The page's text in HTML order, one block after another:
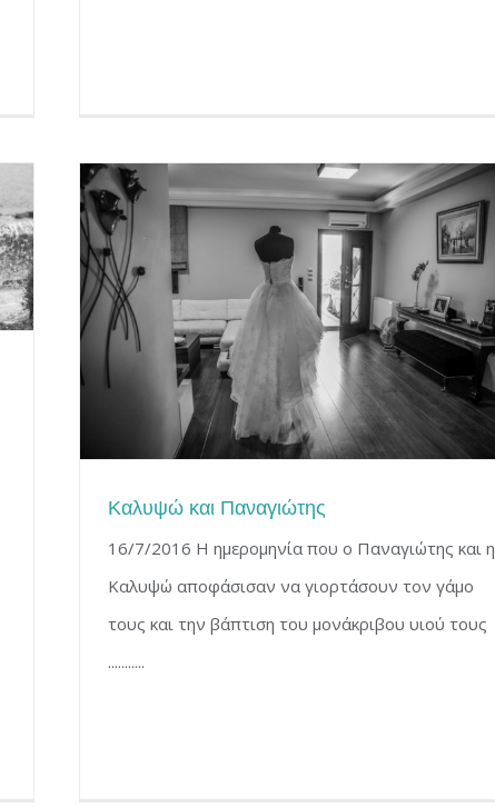
Καλυψώ και Παναγιώτης
16/7/2016 Η ημερομηνία που ο Παναγιώτης και η
Καλυψώ αποφάσισαν να γιορτάσουν τον γάμο
τους και την βάπτιση του μονάκριβου υιού τους
...........